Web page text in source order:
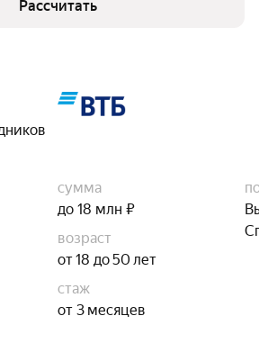
Рассчитать
сумма
до 18 млн ₽
возраст
от 18 до 50 лет
стаж
от 3 месяцев